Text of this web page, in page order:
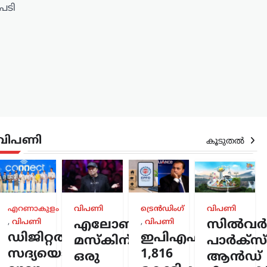
കൂടുതൽ
എറണാകുളം
,വിപണി
ഡിജിറ്റൽ
സദ്യയൊരുക്കി
വിപണി
എലോൺ
മസ്കിന്
ഒരു
ട്രെൻഡിംഗ്
, വിപണി
ഇപിഎഫ്ഒയ്ക്ക്
1,816
വിപണി
പാർക്സ്
ആൻഡ്